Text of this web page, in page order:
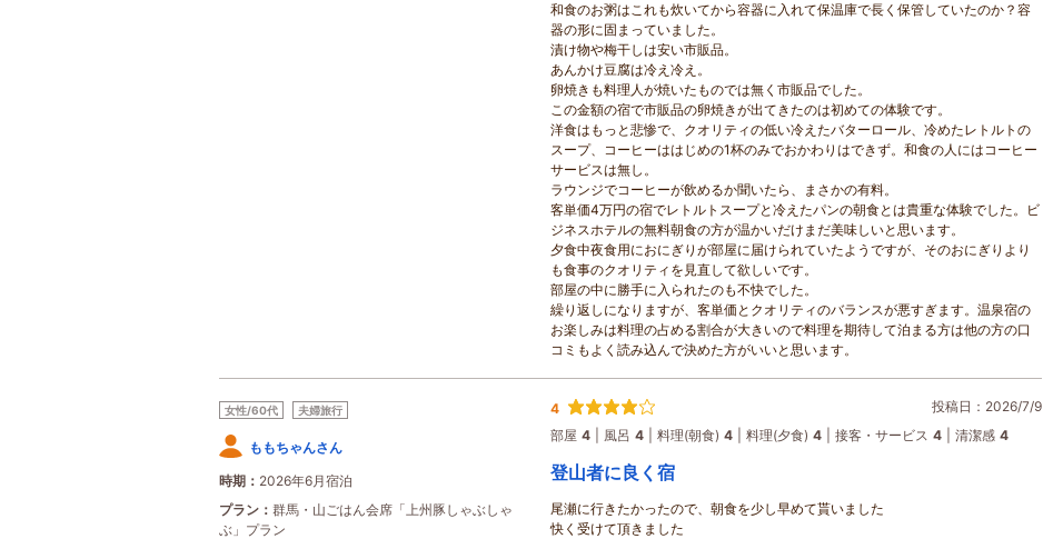
和食のお粥はこれも炊いてから容器に入れて保温庫で長く保管していたのか？容
器の形に固まっていました。
漬け物や梅干しは安い市販品。
あんかけ豆腐は冷え冷え。
卵焼きも料理人が焼いたものでは無く市販品でした。
この金額の宿で市販品の卵焼きが出てきたのは初めての体験です。
洋食はもっと悲惨で、クオリティの低い冷えたバターロール、冷めたレトルトの
スープ、コーヒーははじめの1杯のみでおかわりはできず。和食の人にはコーヒー
サービスは無し。
ラウンジでコーヒーが飲めるか聞いたら、まさかの有料。
客単価4万円の宿でレトルトスープと冷えたパンの朝食とは貴重な体験でした。ビ
ジネスホテルの無料朝食の方が温かいだけまだ美味しいと思います。
夕食中夜食用におにぎりが部屋に届けられていたようですが、そのおにぎりより
も食事のクオリティを見直して欲しいです。
部屋の中に勝手に入られたのも不快でした。
繰り返しになりますが、客単価とクオリティのバランスが悪すぎます。温泉宿の
お楽しみは料理の占める割合が大きいので料理を期待して泊まる方は他の方の口
コミもよく読み込んで決めた方がいいと思います。
女性/60代 夫婦旅行
ももちゃんさん
時期
2026年6月宿泊
プラン
群馬・山ごはん会席「上州豚しゃぶしゃ
ぶ」プラン
4
投稿日：2026/7/9
部屋 4 風呂 4 料理(朝食) 4 料理(夕食) 4 接客・サービス 4 清潔感 4
登山者に良く宿
尾瀬に行きたかったので、朝食を少し早めて貰いました
快く受けて頂きました